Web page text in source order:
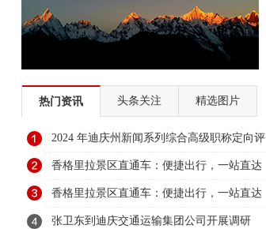
热门资讯 头条关注 精选图片
2024 年迪庆州新闻系列综合高级职称定向评
审通过人员名单公示
香格里拉景区直通车：便捷出行，一站直达
美景
香格里拉景区直通车：便捷出行，一站直达
美景
张卫东到迪庆交通运输集团公司开展调研